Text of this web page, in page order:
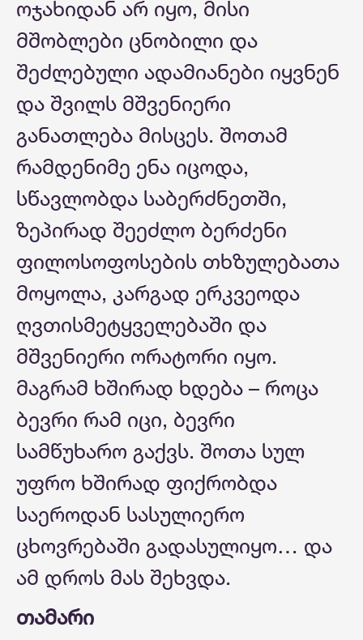
ოჯახიდან არ იყო, მისი
მშობლები ცნობილი და
შეძლებული ადამიანები იყვნენ
და შვილს მშვენიერი
განათლება მისცეს. შოთამ
რამდენიმე ენა იცოდა,
სწავლობდა საბერძნეთში,
ზეპირად შეეძლო ბერძენი
ფილოსოფოსების თხზულებათა
მოყოლა, კარგად ერკვეოდა
ღვთისმეტყველებაში და
მშვენიერი ორატორი იყო.
მაგრამ ხშირად ხდება – როცა
ბევრი რამ იცი, ბევრი
სამწუხარო გაქვს. შოთა სულ
უფრო ხშირად ფიქრობდა
საეროდან სასულიერო
ცხოვრებაში გადასულიყო… და
ამ დროს მას შეხვდა.
თამარი